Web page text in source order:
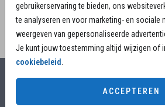
gebruikerservaring te bieden, ons
te analyseren en voor marketing- en sociale
weergeven van gepersonaliseerde
Je kunt jouw toestemming altijd wijzigen of
cookiebeleid
ACCEPTEREN
Alles voor jouw